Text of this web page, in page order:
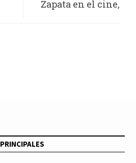
Zapata en el cine,
PRINCIPALES